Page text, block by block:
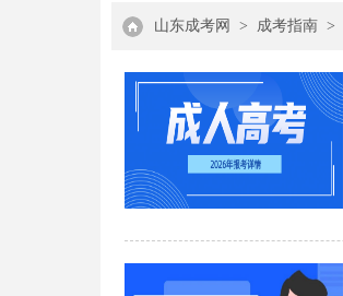
山东成考网 > 成考指南 >